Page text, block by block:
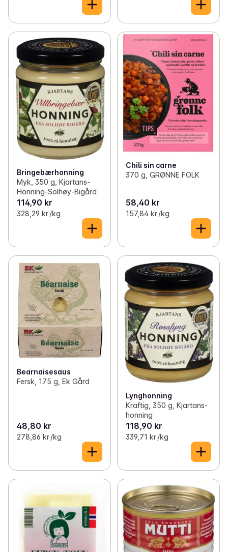
Bringebærhonning
Myk, 350 g, Kjartans-
Honning-Solhøy-Bigård
114,90 kr
328,29 kr /kg
Chili sin carne
370 g, GRØNNE FOLK
58,40 kr
157,84 kr /kg
Bearnaisesaus
Fersk, 175 g, Ek Gård
48,80 kr
278,86 kr /kg
Lynghonning
Kraftig, 350 g, Kjartans-
honning
118,90 kr
339,71 kr /kg